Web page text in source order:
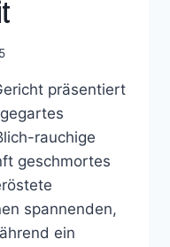
präsentiert
rauchige
geschmortes
spannenden,
ein